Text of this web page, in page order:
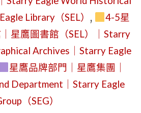
作
者
網
站
到
Library（SEL） ,
4-5星
星鷹圖書館（SEL）｜Starry
Archives｜Starry Eagle
星鷹品牌部門｜星鷹集團｜
Department｜Starry Eagle
（SEG）